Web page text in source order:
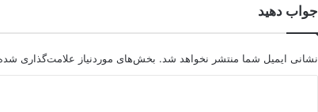
جواب دهید
نشانی ایمیل شما منتشر نخواهد شد. بخش‌های موردنیاز علامت‌گذاری